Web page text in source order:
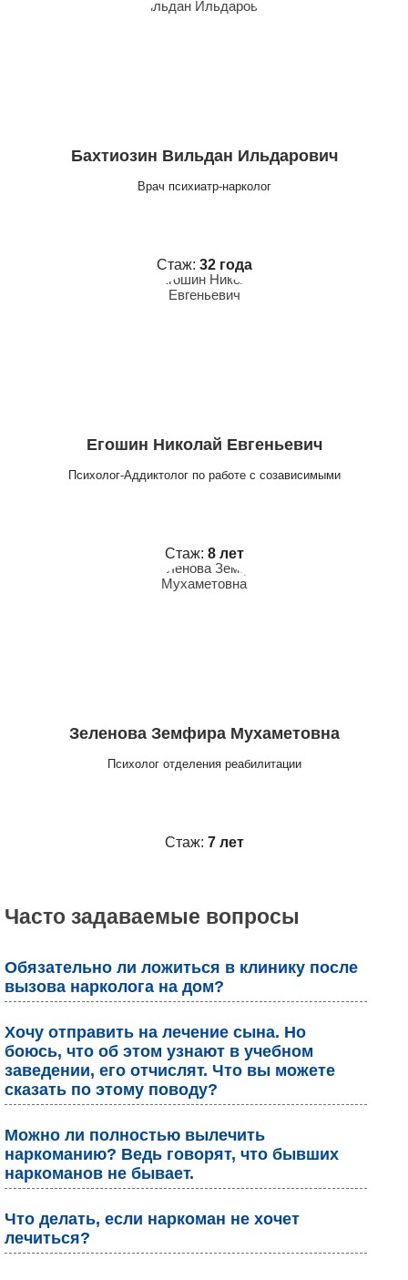
Бахтиозин Вильдан Ильдарович
Врач психиатр-нарколог
Стаж: 32 года
Егошин Николай Евгеньевич
Психолог-Аддиктолог по работе с созависимыми
Стаж: 8 лет
Зеленова Земфира Мухаметовна
Психолог отделения реабилитации
Стаж: 7 лет
Часто задаваемые вопросы
Обязательно ли ложиться в клинику после
вызова нарколога на дом?
Хочу отправить на лечение сына. Но
боюсь, что об этом узнают в учебном
заведении, его отчислят. Что вы можете
сказать по этому поводу?
Можно ли полностью вылечить
наркоманию? Ведь говорят, что бывших
наркоманов не бывает.
Что делать, если наркоман не хочет
лечиться?